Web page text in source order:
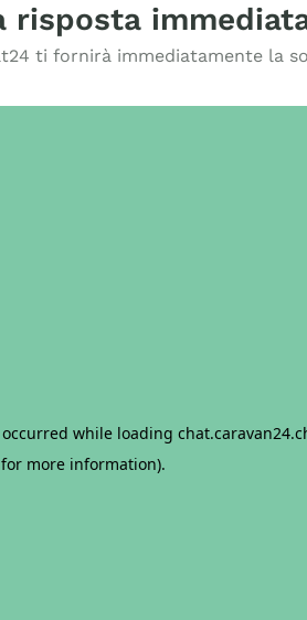
risposta
ti fornirà immediatamente la